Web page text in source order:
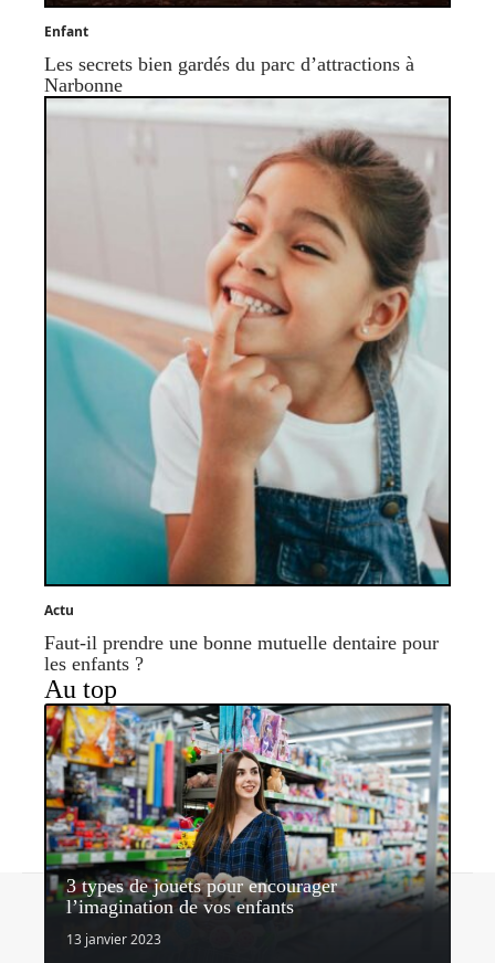
Enfant
Les secrets bien gardés du parc d’attractions à
Narbonne
Actu
Faut-il prendre une bonne mutuelle dentaire pour
les enfants ?
Au top
3 types de jouets pour encourager
l’imagination de vos enfants
13 janvier 2023© 2026 | nosenfantsdabord.com
Contact Mentions légales Sitemap